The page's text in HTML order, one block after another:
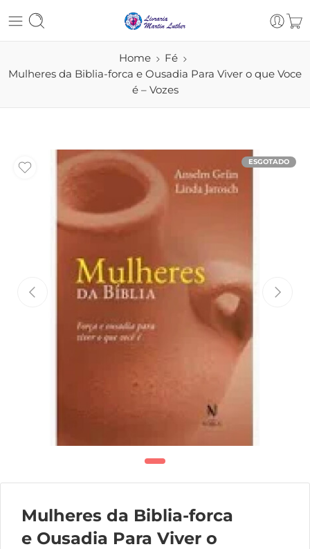
Home
Fé
Mulheres da Biblia-forca e Ousadia Para Viver o que Voce
é – Vozes
ESGOTADO
Mulheres da Biblia-forca
e Ousadia Para Viver o